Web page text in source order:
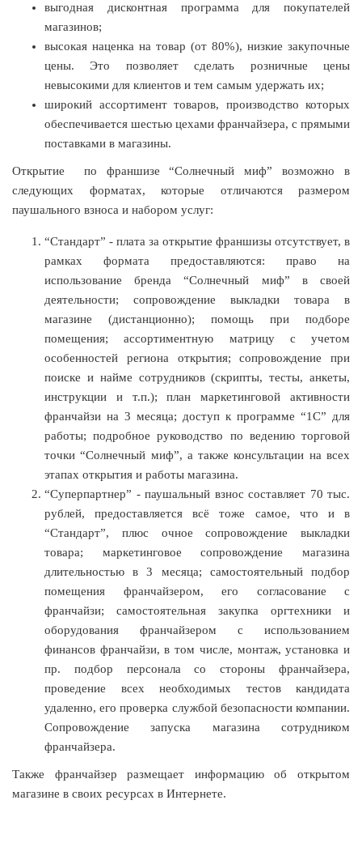
выгодная дисконтная программа для покупателей
магазинов;
высокая наценка на товар (от 80%), низкие закупочные
цены. Это позволяет сделать розничные цены
невысокими для клиентов и тем самым удержать их;
широкий ассортимент товаров, производство которых
обеспечивается шестью цехами франчайзера, с прямыми
поставками в магазины.
Открытие по франшизе “Солнечный миф” возможно в
следующих форматах, которые отличаются размером
паушального взноса и набором услуг:
“Стандарт” - плата за открытие франшизы отсутствует, в
рамках формата предоставляются: право на
использование бренда “Солнечный миф” в своей
деятельности; сопровождение выкладки товара в
магазине (дистанционно); помощь при подборе
помещения; ассортиментную матрицу с учетом
особенностей региона открытия; сопровождение при
поиске и найме сотрудников (скрипты, тесты, анкеты,
инструкции и т.п.); план маркетинговой активности
франчайзи на 3 месяца; доступ к программе “1С” для
работы; подробное руководство по ведению торговой
точки “Солнечный миф”, а также консультации на всех
этапах открытия и работы магазина.
“Суперпартнер” - паушальный взнос составляет 70 тыс.
рублей, предоставляется всё тоже самое, что и в
“Стандарт”, плюс очное сопровождение выкладки
товара; маркетинговое сопровождение магазина
длительностью в 3 месяца; самостоятельный подбор
помещения франчайзером, его согласование с
франчайзи; самостоятельная закупка оргтехники и
оборудования франчайзером с использованием
финансов франчайзи, в том числе, монтаж, установка и
пр. подбор персонала со стороны франчайзера,
проведение всех необходимых тестов кандидата
удаленно, его проверка службой безопасности компании.
Сопровождение запуска магазина сотрудником
франчайзера.
Также франчайзер размещает информацию об открытом
магазине в своих ресурсах в Интернете.